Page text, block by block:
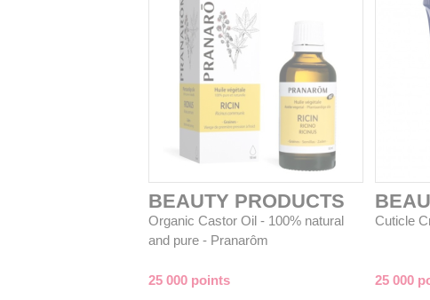
BEAUTY PRODUCTS
Organic Castor Oil - 100% natural
and pure - Pranarôm
25 000 points
Cuticle
25 000